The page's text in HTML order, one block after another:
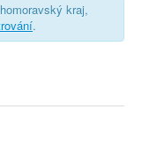
kraj,
.